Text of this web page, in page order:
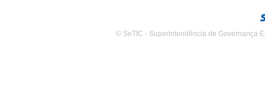
© SeTIC - Superintendência de Governança